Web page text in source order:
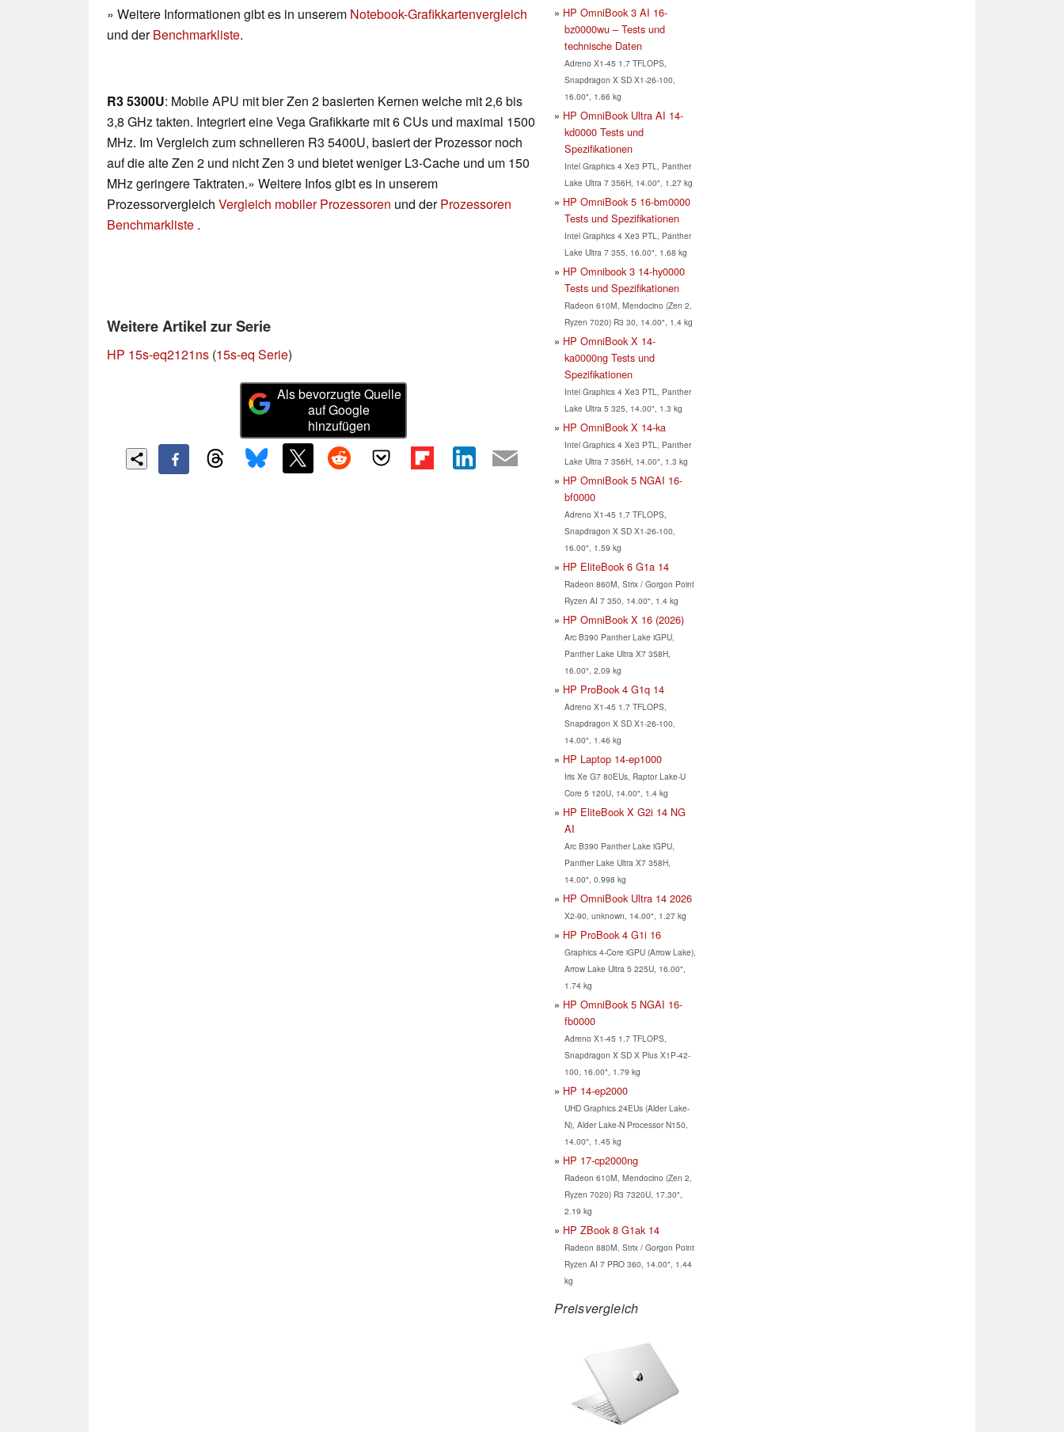
» Weitere Informationen gibt es in unserem Notebook-Grafikkartenvergleich
und derBenchmarkliste.
R3 5300U: Mobile APU mit bier Zen 2 basierten Kernen welche mit 2,6 bis
3,8 GHz takten. Integriert eine Vega Grafikkarte mit 6 CUs und maximal 1500
MHz. Im Vergleich zum schnelleren R3 5400U, basiert der Prozessor noch
auf die alte Zen 2 und nicht Zen 3 und bietet weniger L3-Cache und um 150
MHz geringere Taktraten.» Weitere Infos gibt es in unserem
Prozessorvergleich Vergleich mobiler Prozessoren und derProzessoren
Benchmarkliste .
Weitere Artikel zur Serie
HP 15s-eq2121ns (15s-eq Serie)
Als bevorzugte Quelle
auf Google
hinzufügen
HP OmniBook 3 AI 16-
bz0000wu – Tests und
technische Daten
Adreno X1-45 1.7 TFLOPS,
Snapdragon X SD X1-26-100,
16.00", 1.66 kg
HP OmniBook Ultra AI 14-
kd0000 Tests und
Spezifikationen
Intel Graphics 4 Xe3 PTL, Panther
Lake Ultra 7 356H, 14.00", 1.27 kg
HP OmniBook 5 16-bm0000
Tests und Spezifikationen
Intel Graphics 4 Xe3 PTL, Panther
Lake Ultra 7 355, 16.00", 1.68 kg
HP Omnibook 3 14-hy0000
Tests und Spezifikationen
Radeon 610M, Mendocino (Zen 2,
Ryzen 7020) R3 30, 14.00", 1.4 kg
HP OmniBook X 14-
ka0000ng Tests und
Spezifikationen
Intel Graphics 4 Xe3 PTL, Panther
Lake Ultra 5 325, 14.00", 1.3 kg
HP OmniBook X 14-ka
Intel Graphics 4 Xe3 PTL, Panther
Lake Ultra 7 356H, 14.00", 1.3 kg
HP OmniBook 5 NGAI 16-
bf0000
Adreno X1-45 1.7 TFLOPS,
Snapdragon X SD X1-26-100,
16.00", 1.59 kg
HP EliteBook 6 G1a 14
Radeon 860M, Strix / Gorgon Point
Ryzen AI 7 350, 14.00", 1.4 kg
HP OmniBook X 16 (2026)
Arc B390 Panther Lake iGPU,
Panther Lake Ultra X7 358H,
16.00", 2.09 kg
HP ProBook 4 G1q 14
Adreno X1-45 1.7 TFLOPS,
Snapdragon X SD X1-26-100,
14.00", 1.46 kg
HP Laptop 14-ep1000
Iris Xe G7 80EUs, Raptor Lake-U
Core 5 120U, 14.00", 1.4 kg
HP EliteBook X G2i 14 NG
AI
Arc B390 Panther Lake iGPU,
Panther Lake Ultra X7 358H,
14.00", 0.998 kg
HP OmniBook Ultra 14 2026
X2-90, unknown, 14.00", 1.27 kg
HP ProBook 4 G1i 16
Graphics 4-Core iGPU (Arrow Lake),
Arrow Lake Ultra 5 225U, 16.00",
1.74 kg
HP OmniBook 5 NGAI 16-
fb0000
Adreno X1-45 1.7 TFLOPS,
Snapdragon X SD X Plus X1P-42-
100, 16.00", 1.79 kg
HP 14-ep2000
UHD Graphics 24EUs (Alder Lake-
N), Alder Lake-N Processor N150,
14.00", 1.45 kg
HP 17-cp2000ng
Radeon 610M, Mendocino (Zen 2,
Ryzen 7020) R3 7320U, 17.30",
2.19 kg
HP ZBook 8 G1ak 14
Radeon 880M, Strix / Gorgon Point
Ryzen AI 7 PRO 360, 14.00", 1.44
kg
Preisvergleich